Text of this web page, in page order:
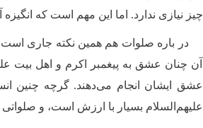
چیز نیازی ندارد. اما این مهم است که
در باره صلوات هم همین نکته جاری است.
آن چنان عشق به پیغمبر اکرم و اهل بیت
عشق ایشان انجام می‌دهند. گرچه چنین
علیهم‌السلام بسیار با ارزش است، و